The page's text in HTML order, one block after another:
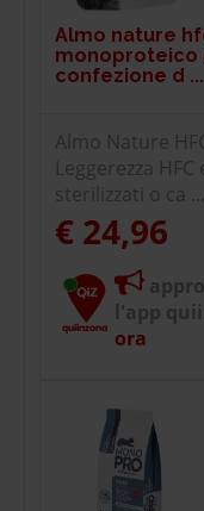
Almo nature
monoproteico
confezione d ...
Almo Nature
Leggerezza
sterilizzati o ca ...
€ 24,96
l'app
ora